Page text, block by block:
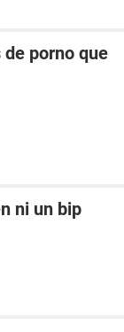
porno que
ni un bip